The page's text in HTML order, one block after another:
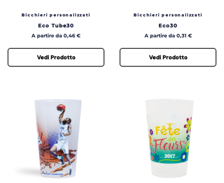
Bicchieri personalizzati
Eco Tube30
Prezzo
A partire da 0,46 €
Vedi Prodotto
Bicchieri personalizzati
Eco30
Prezzo
A partire da 0,31 €
Vedi Prodotto